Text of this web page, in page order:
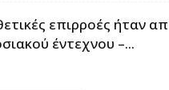
επιρροές ήταν
έντεχνου –...